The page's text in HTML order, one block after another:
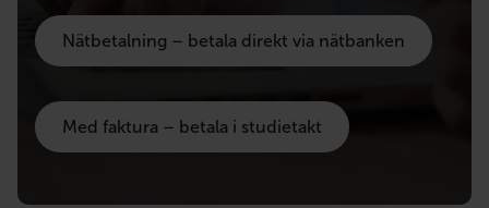
Nätbetalning – betala direkt via nätbanken
Med faktura – betala i studietakt